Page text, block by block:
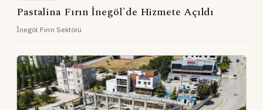
Pastalina Fırın İnegöl'de Hizmete Açıldı
İnegöl Fırın Sektörü